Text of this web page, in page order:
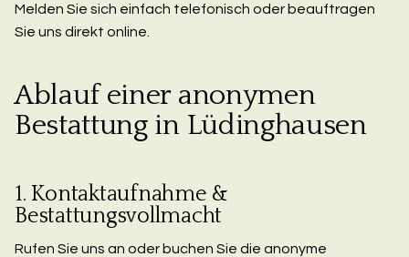
Melden Sie sich einfach telefonisch oder beauftragen
Sie uns direkt online.
Ablauf einer anonymen
Bestattung in Lüdinghausen
1. Kontaktaufnahme &
Bestattungsvollmacht
Rufen Sie uns an oder buchen Sie die anonyme